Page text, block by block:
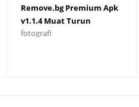
Remove.bg Premium Apk
v1.1.4 Muat Turun
Percuma
fotografi